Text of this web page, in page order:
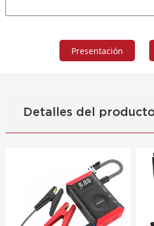
Detalles del